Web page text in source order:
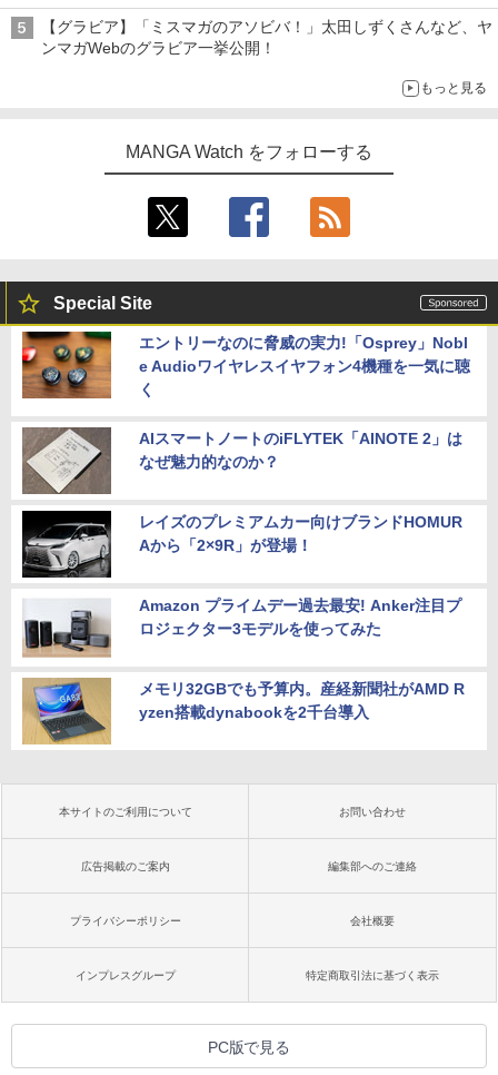
【グラビア】「ミスマガのアソビバ！」太田しずくさんなど、ヤ
ンマガWebのグラビア一挙公開！
もっと見る
MANGA Watch をフォローする
Special Site
エントリーなのに脅威の実力!「Osprey」Nobl
e Audioワイヤレスイヤフォン4機種を一気に聴
く
AIスマートノートのiFLYTEK「AINOTE 2」は
なぜ魅力的なのか？
レイズのプレミアムカー向けブランドHOMUR
Aから「2×9R」が登場！
Amazon プライムデー過去最安! Anker注目プ
ロジェクター3モデルを使ってみた
メモリ32GBでも予算内。産経新聞社がAMD R
yzen搭載dynabookを2千台導入
本サイトのご利用について お問い合わせ
広告掲載のご案内 編集部へのご連絡
プライバシーポリシー 会社概要
インプレスグループ 特定商取引法に基づく表示
PC版で見る